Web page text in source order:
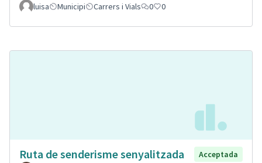
luisa Municipi Carrers i Vials 0 0
Ruta de senderisme senyalitzada
Acceptada